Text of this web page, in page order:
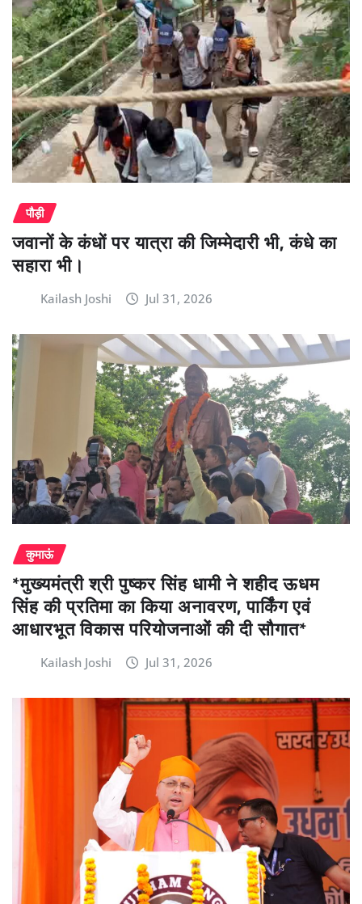
पौड़ी
जवानों के कंधों पर यात्रा की जिम्मेदारी भी, कंधे का
सहारा भी।
Kailash Joshi Jul 31, 2026
कुमाऊं
*मुख्यमंत्री श्री पुष्कर सिंह धामी ने शहीद ऊधम
सिंह की प्रतिमा का किया अनावरण, पार्किंग एवं
आधारभूत विकास परियोजनाओं की दी सौगात*
Kailash Joshi Jul 31, 2026